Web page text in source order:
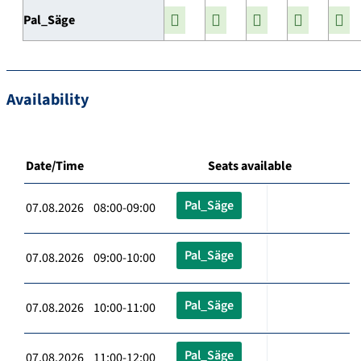
Pal_Säge
Availability
Date/Time Seats available
07.08.2026 08:00-09:00 Pal_Säge
07.08.2026 09:00-10:00 Pal_Säge
07.08.2026 10:00-11:00 Pal_Säge
07.08.2026 11:00-12:00 Pal_Säge